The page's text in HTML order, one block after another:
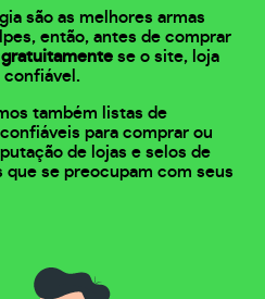
são as melhores armas
então, antes de comprar
se o site, loja
confiável.
também listas de
para comprar ou
de lojas e selos de
que se preocupam com seus